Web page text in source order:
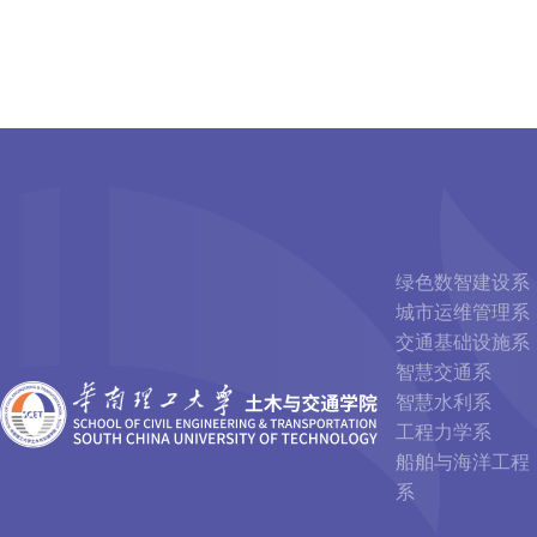
绿色数智建设系
城市运维管理系
交通基础设施系
智慧交通系
智慧水利系
工程力学系
船舶与海洋工程
系